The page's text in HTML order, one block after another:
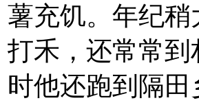
薯充饥。年纪
打禾，还常常
时他还跑到隔